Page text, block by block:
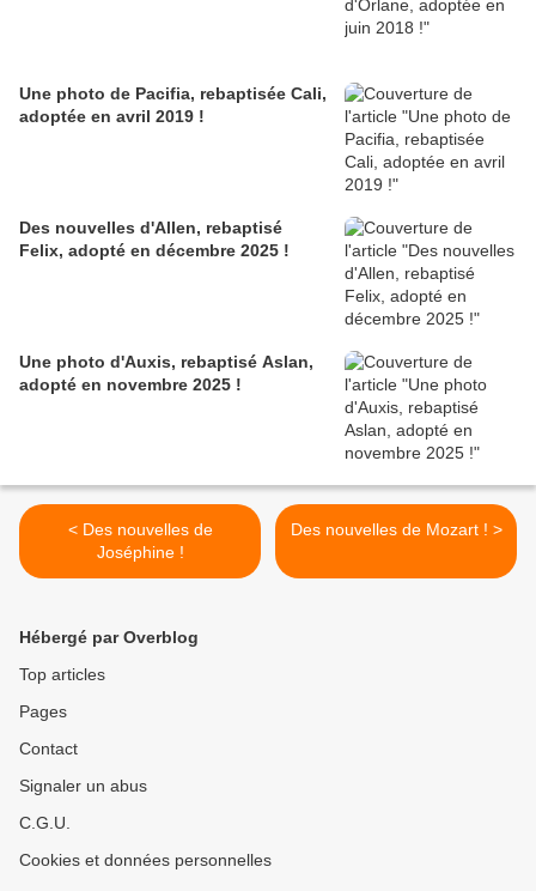
Une photo de Pacifia, rebaptisée Cali,
adoptée en avril 2019 !
Des nouvelles d'Allen, rebaptisé
Felix, adopté en décembre 2025 !
Une photo d'Auxis, rebaptisé Aslan,
adopté en novembre 2025 !
< Des nouvelles de
Joséphine !
Des nouvelles de Mozart ! >
Hébergé par Overblog
Top articles
Pages
Contact
Signaler un abus
C.G.U.
Cookies et données personnelles